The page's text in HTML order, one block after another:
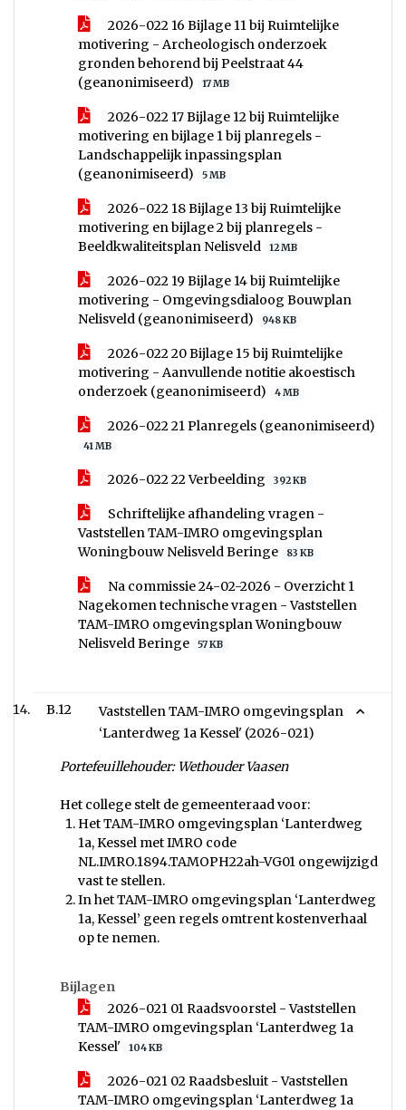
2026-022 16 Bijlage 11 bij Ruimtelijke
motivering - Archeologisch onderzoek
gronden behorend bij Peelstraat 44
(geanonimiseerd)
17 MB
2026-022 17 Bijlage 12 bij Ruimtelijke
motivering en bijlage 1 bij planregels -
Landschappelijk inpassingsplan
(geanonimiseerd)
5 MB
2026-022 18 Bijlage 13 bij Ruimtelijke
motivering en bijlage 2 bij planregels -
Beeldkwaliteitsplan Nelisveld
12 MB
2026-022 19 Bijlage 14 bij Ruimtelijke
motivering - Omgevingsdialoog Bouwplan
Nelisveld (geanonimiseerd)
948 KB
2026-022 20 Bijlage 15 bij Ruimtelijke
motivering - Aanvullende notitie akoestisch
onderzoek (geanonimiseerd)
4 MB
2026-022 21 Planregels (geanonimiseerd)
41 MB
2026-022 22 Verbeelding 392 KB
Schriftelijke afhandeling vragen -
Vaststellen TAM-IMRO omgevingsplan
Woningbouw Nelisveld Beringe
83 KB
Na commissie 24-02-2026 - Overzicht 1
Nagekomen technische vragen - Vaststellen
TAM-IMRO omgevingsplan Woningbouw
Nelisveld Beringe
57 KB
B.12
Vaststellen TAM-IMRO omgevingsplan
‘Lanterdweg 1a Kessel' (2026-021)
Portefeuillehouder: Wethouder Vaasen
Het college stelt de gemeenteraad voor:
Het TAM-IMRO omgevingsplan ‘Lanterdweg
1a, Kessel met IMRO code
NL.IMRO.1894.TAMOPH22ah-VG01 ongewijzigd
vast te stellen.
In het TAM-IMRO omgevingsplan ‘Lanterdweg
1a, Kessel’ geen regels omtrent kostenverhaal
op te nemen.
Bijlagen
2026-021 01 Raadsvoorstel - Vaststellen
TAM-IMRO omgevingsplan ‘Lanterdweg 1a
Kessel'
104 KB
2026-021 02 Raadsbesluit - Vaststellen
TAM-IMRO omgevingsplan ‘Lanterdweg 1a